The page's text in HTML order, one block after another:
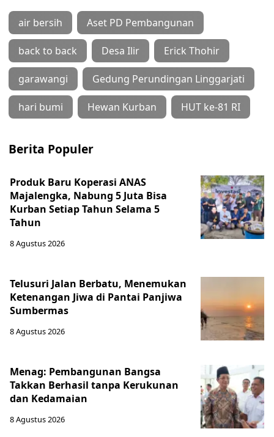
air bersih Aset PD Pembangunan
back to back Desa Ilir Erick Thohir
garawangi Gedung Perundingan Linggarjati
hari bumi Hewan Kurban HUT ke-81 RI
Berita Populer
Produk Baru Koperasi ANAS
Majalengka, Nabung 5 Juta Bisa
Kurban Setiap Tahun Selama 5
Tahun
8 Agustus 2026
Telusuri Jalan Berbatu, Menemukan
Ketenangan Jiwa di Pantai Panjiwa
Sumbermas
8 Agustus 2026
Menag: Pembangunan Bangsa
Takkan Berhasil tanpa Kerukunan
dan Kedamaian
8 Agustus 2026